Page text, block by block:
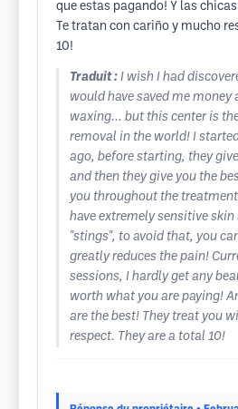
que estas pagando! Y las
Te tratan con cariño y mucho
10!
Traduit : I wish I had
would have saved me
waxing... but this center is
removal in the world! I
ago, before starting, they
and then they give you the
you throughout the
have extremely sensitive skin
"stings", to avoid that, you
greatly reduces the pain!
sessions, I hardly get any
worth what you are paying!
are the best! They treat you
respect. They are a total 10!